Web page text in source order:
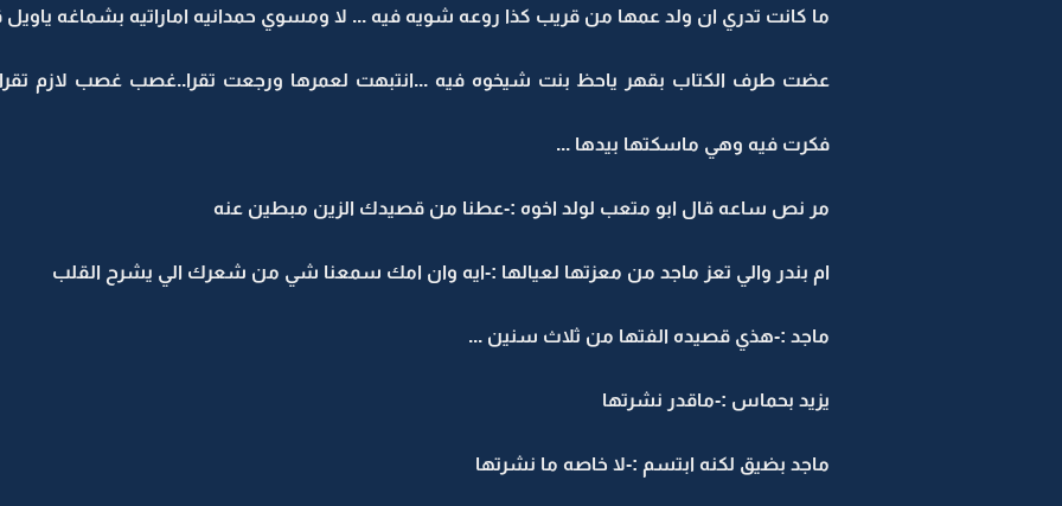
ما كانت تدري ان ولد عمها من قريب كذا روعه شويه فيه ... لا ومسوي حمدانيه اماراتيه بشماغه ياويل
عضت طرف الكتاب بقهر ياحظ بنت شيخوه فيه ...انتبهت لعمرها ورجعت تقرا..غصب غصب لازم تقرا
فكرت فيه وهي ماسكتها بيدها ...
مر نص ساعه قال ابو متعب لولد اخوه :-عطنا من قصيدك الزين مبطين عنه
ام بندر والي تعز ماجد من معزتها لعيالها :-ايه وان امك سمعنا شي من شعرك الي يشرح القلب
ماجد :-هذي قصيده الفتها من ثلاث سنين ...
يزيد بحماس :-ماقدر نشرتها
ماجد بضيق لكنه ابتسم :-لا خاصه ما نشرتها